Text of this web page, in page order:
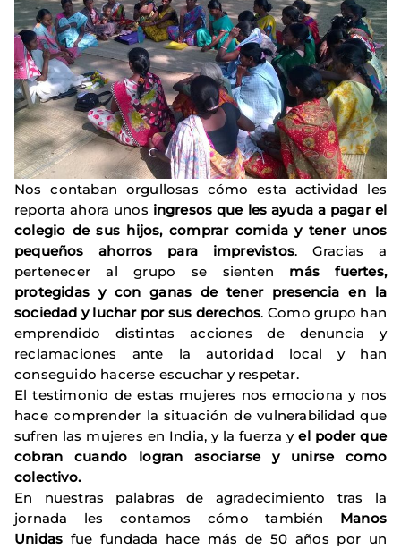
Nos contaban orgullosas cómo esta actividad les
reporta ahora unos ingresos que les ayuda a pagar el
colegio de sus hijos, comprar comida y tener unos
pequeños ahorros para imprevistos. Gracias a
pertenecer al grupo se sienten más fuertes,
protegidas y con ganas de tener presencia en la
sociedad y luchar por sus derechos. Como grupo han
emprendido distintas acciones de denuncia y
reclamaciones ante la autoridad local y han
conseguido hacerse escuchar y respetar.
El testimonio de estas mujeres nos emociona y nos
hace comprender la situación de vulnerabilidad que
sufren las mujeres en India, y la fuerza yel poder que
cobran cuando logran asociarse y unirse como
colectivo.
En nuestras palabras de agradecimiento tras la
jornada les contamos cómo también Manos
Unidas fue fundada hace más de 50 años por un